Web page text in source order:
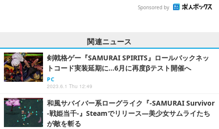
Sponsored by
関連ニュース
剣戟格ゲー『SAMURAI SPIRITS』ロールバックネッ
トコード実装延期に…6月に再度βテスト開催へ
PC
2023.6.1 Thu 12:49
和風サバイバー系ローグライク『-SAMURAI Survivor
-戦姫当千-』Steamでリリース―美少女サムライたち
が敵を斬る